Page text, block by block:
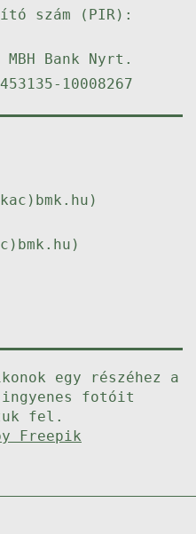
szám (PIR):
Bank Nyrt.
10008267
egy részéhez a
ingyenes fotóit
fel.
Freepik